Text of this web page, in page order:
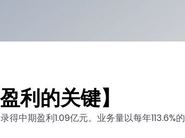
利的关键】
中期盈利1.09亿元。业务量以每年113.6%的